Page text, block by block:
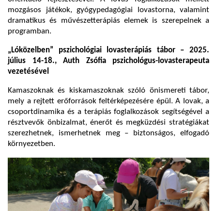
mozgásos játékok, gyógypedagógiai lovastorna, valamint
dramatikus és művészetterápiás elemek is szerepelnek a
programban.
„Lóközelben” pszichológiai lovasterápiás tábor – 2025.
július 14-18., Auth Zsófia pszichológus-lovasterapeuta
vezetésével
Kamaszoknak és kiskamaszoknak szóló önismereti tábor,
mely a rejtett erőforrások feltérképezésére épül. A lovak, a
csoportdinamika és a terápiás foglalkozások segítségével a
résztvevők önbizalmat, énerőt és megküzdési stratégiákat
szerezhetnek, ismerhetnek meg – biztonságos, elfogadó
környezetben.